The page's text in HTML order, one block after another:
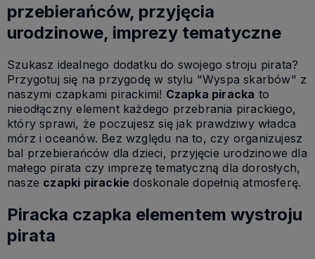
przebierańców, przyjęcia
urodzinowe, imprezy tematyczne
Szukasz idealnego dodatku do swojego stroju pirata?
Przygotuj się na przygodę w stylu "Wyspa skarbów" z
naszymi czapkami pirackimi! Czapka piracka to
nieodłączny element każdego przebrania pirackiego,
który sprawi, że poczujesz się jak prawdziwy władca
mórz i oceanów. Bez względu na to, czy organizujesz
bal przebierańców dla dzieci, przyjęcie urodzinowe dla
małego pirata czy imprezę tematyczną dla dorosłych,
nasze czapki pirackie doskonale dopełnią atmosferę.
Piracka czapka elementem wystroju
pirata